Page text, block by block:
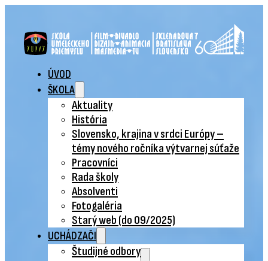
ÚVOD
ŠKOLA
Aktuality
História
Slovensko, krajina v srdci Európy –
témy nového ročníka výtvarnej súťaže
Pracovníci
Rada školy
Absolventi
Fotogaléria
Starý web (do 09/2025)
UCHÁDZAČI
Študijné odbory